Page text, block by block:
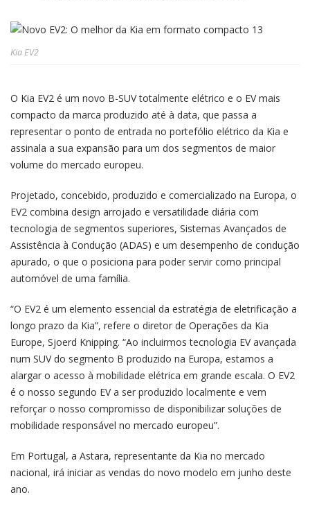
Kia EV2
O Kia EV2 é um novo B-SUV totalmente elétrico e o EV mais
compacto da marca produzido até à data, que passa a
representar o ponto de entrada no portefólio elétrico da Kia e
assinala a sua expansão para um dos segmentos de maior
volume do mercado europeu.
Projetado, concebido, produzido e comercializado na Europa, o
EV2 combina design arrojado e versatilidade diária com
tecnologia de segmentos superiores, Sistemas Avançados de
Assistência à Condução (ADAS) e um desempenho de condução
apurado, o que o posiciona para poder servir como principal
automóvel de uma família.
“O EV2 é um elemento essencial da estratégia de eletrificação a
longo prazo da Kia”, refere o diretor de Operações da Kia
Europe, Sjoerd Knipping. “Ao incluirmos tecnologia EV avançada
num SUV do segmento B produzido na Europa, estamos a
alargar o acesso à mobilidade elétrica em grande escala. O EV2
é o nosso segundo EV a ser produzido localmente e vem
reforçar o nosso compromisso de disponibilizar soluções de
mobilidade responsável no mercado europeu”.
Em Portugal, a Astara, representante da Kia no mercado
nacional, irá iniciar as vendas do novo modelo em junho deste
ano.